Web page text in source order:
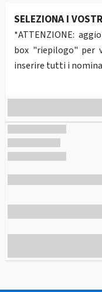
SELEZIONA I
*ATTENZIONE:
box "riepilogo" per
inserire tutti i